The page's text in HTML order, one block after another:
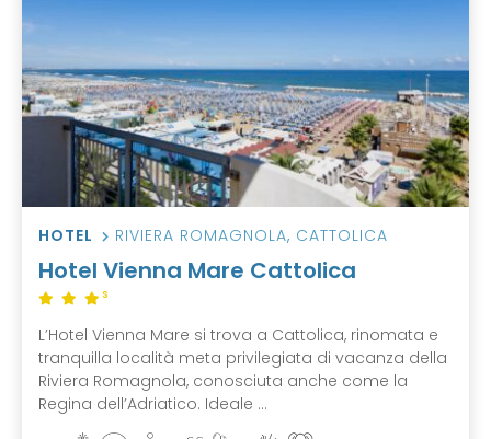
HOTEL RIVIERA ROMAGNOLA, CATTOLICA
Hotel Vienna Mare Cattolica
S
L’Hotel Vienna Mare si trova a Cattolica, rinomata e
tranquilla località meta privilegiata di vacanza della
Riviera Romagnola, conosciuta anche come la
Regina dell’Adriatico. Ideale ...